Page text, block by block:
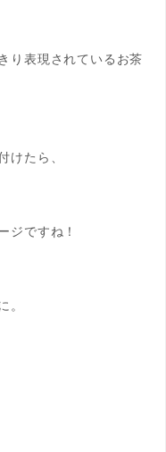
り表現されているお茶
けたら、
ジですね！
。